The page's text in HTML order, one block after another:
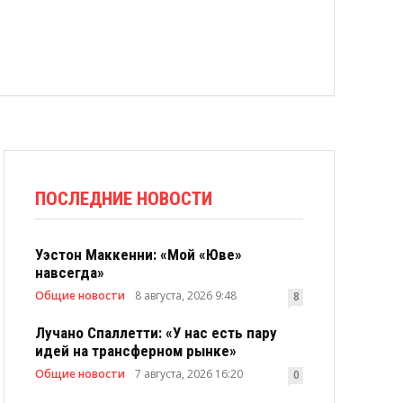
ПОСЛЕДНИЕ НОВОСТИ
Уэстон Маккенни: «Мой «Юве»
навсегда»
Общие новости 8 августа, 2026 9:48 8
Лучано Спаллетти: «У нас есть пару
идей на трансферном рынке»
Общие новости 7 августа, 2026 16:20 0